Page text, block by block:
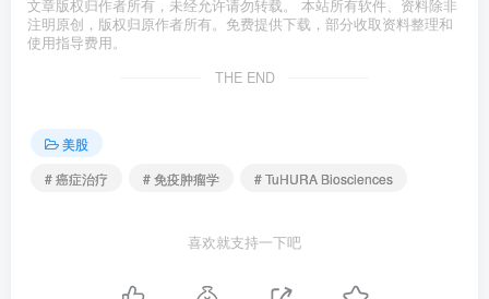
文章版权归作者所有，未经允许请勿转载。 本站所有软件、资料除非
注明原创，版权归原作者所有。免费提供下载，部分收取资料整理和
使用指导费用。
THE END
美股
# 癌症治疗
# 免疫肿瘤学 # TuHURA Biosciences
喜欢就支持一下吧